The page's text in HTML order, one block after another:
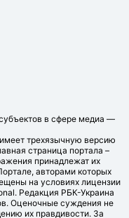
в сфере медиа —
трехязычную версию
страница портала –
принадлежат их
авторами которых
на условиях лицензии
Редакция РБК-Украина
Оценочные суждения не
их правдивости. За